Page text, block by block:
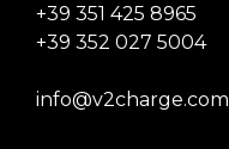
+39 351 425 8965
+39 352 027 5004
info@v2charge.com